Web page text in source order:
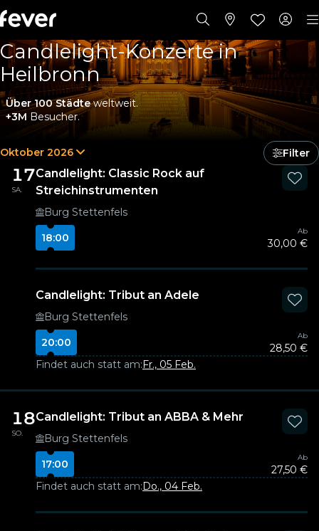
Candlelight-Konzerte in
Heilbronn
Über 100 Städteweltweit.
+3M Besucher.
Oktober 2026 Filter
17
SA.
Candlelight: Classic Rock auf
Streichinstrumenten
Burg Stettenfels
18:00
Ab
30,00 €
Candlelight: Tribut an Adele
Burg Stettenfels
20:00
Ab
28,50 €
Findet auch statt am:Fr., 05 Feb.
18
SO.
Candlelight: Tribut an ABBA & Mehr
Burg Stettenfels
17:00
Ab
27,50 €
Findet auch statt am:Do., 04 Feb.